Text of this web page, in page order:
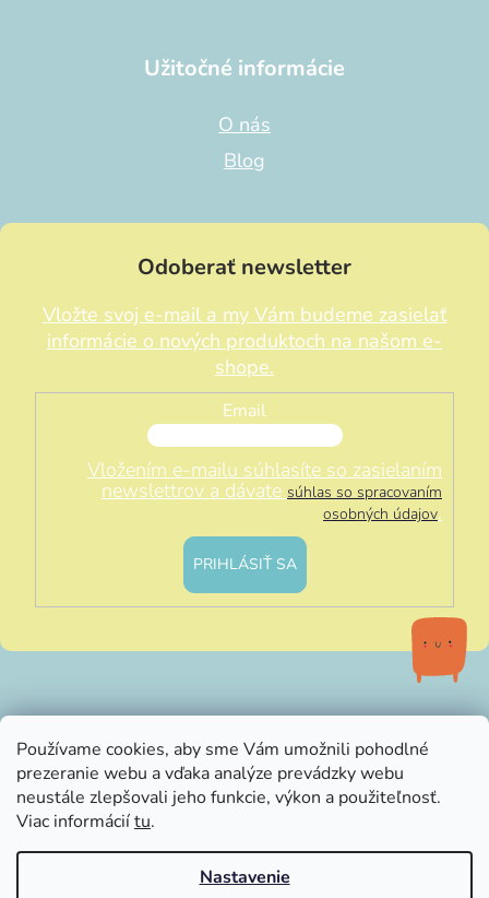
Používame cookies, aby sme Vám umožnili pohodlné
prezeranie webu a vďaka analýze prevádzky webu
neustále zlepšovali jeho funkcie, výkon a použiteľnosť.
Viac informáciítu.
Nastavenie
Užitočné informácie
O nás
Blog
Odoberať newsletter
Vložte svoj e-mail a my Vám budeme zasielať
informácie o nových produktoch na našom e-
shope.
Email
Vložením e-mailu súhlasíte so zasielaním
newslettrov a dávate súhlas so spracovaním
osobných údajov.
PRIHLÁSIŤ SA
info@littleluna.sk